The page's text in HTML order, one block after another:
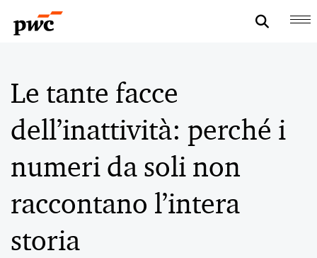
Le tante facce
dell’inattività: perché i
numeri da soli non
raccontano l’intera
storia